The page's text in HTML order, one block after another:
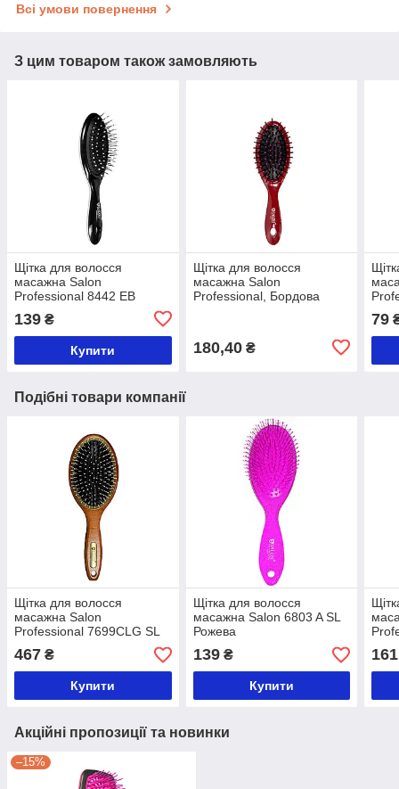
Всі умови повернення
З цим товаром також замовляють
Щітка для волосся
масажна Salon
Professional 8442 EB
139 ₴
Купити
Щітка для волосся
масажна Salon
Professional, Бордова
180,40₴
79
Подібні товари компанії
Щітка для волосся
масажна Salon
Professional 7699CLG SL
467 ₴
Купити
Щітка для волосся
масажна Salon 6803 A SL
Рожева
139₴
Купити
161
Акційні пропозиції та новинки
–15%